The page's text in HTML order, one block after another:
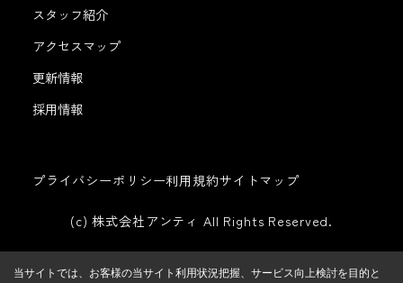
スタッフ紹介
アクセスマップ
更新情報
採用情報
プライバシーポリシー利用規約サイトマップ
(c) 株式会社アンティ All Rights Reserved.
当サイトでは、お客様の当サイト利用状況把握、サービス向上検討を目的と